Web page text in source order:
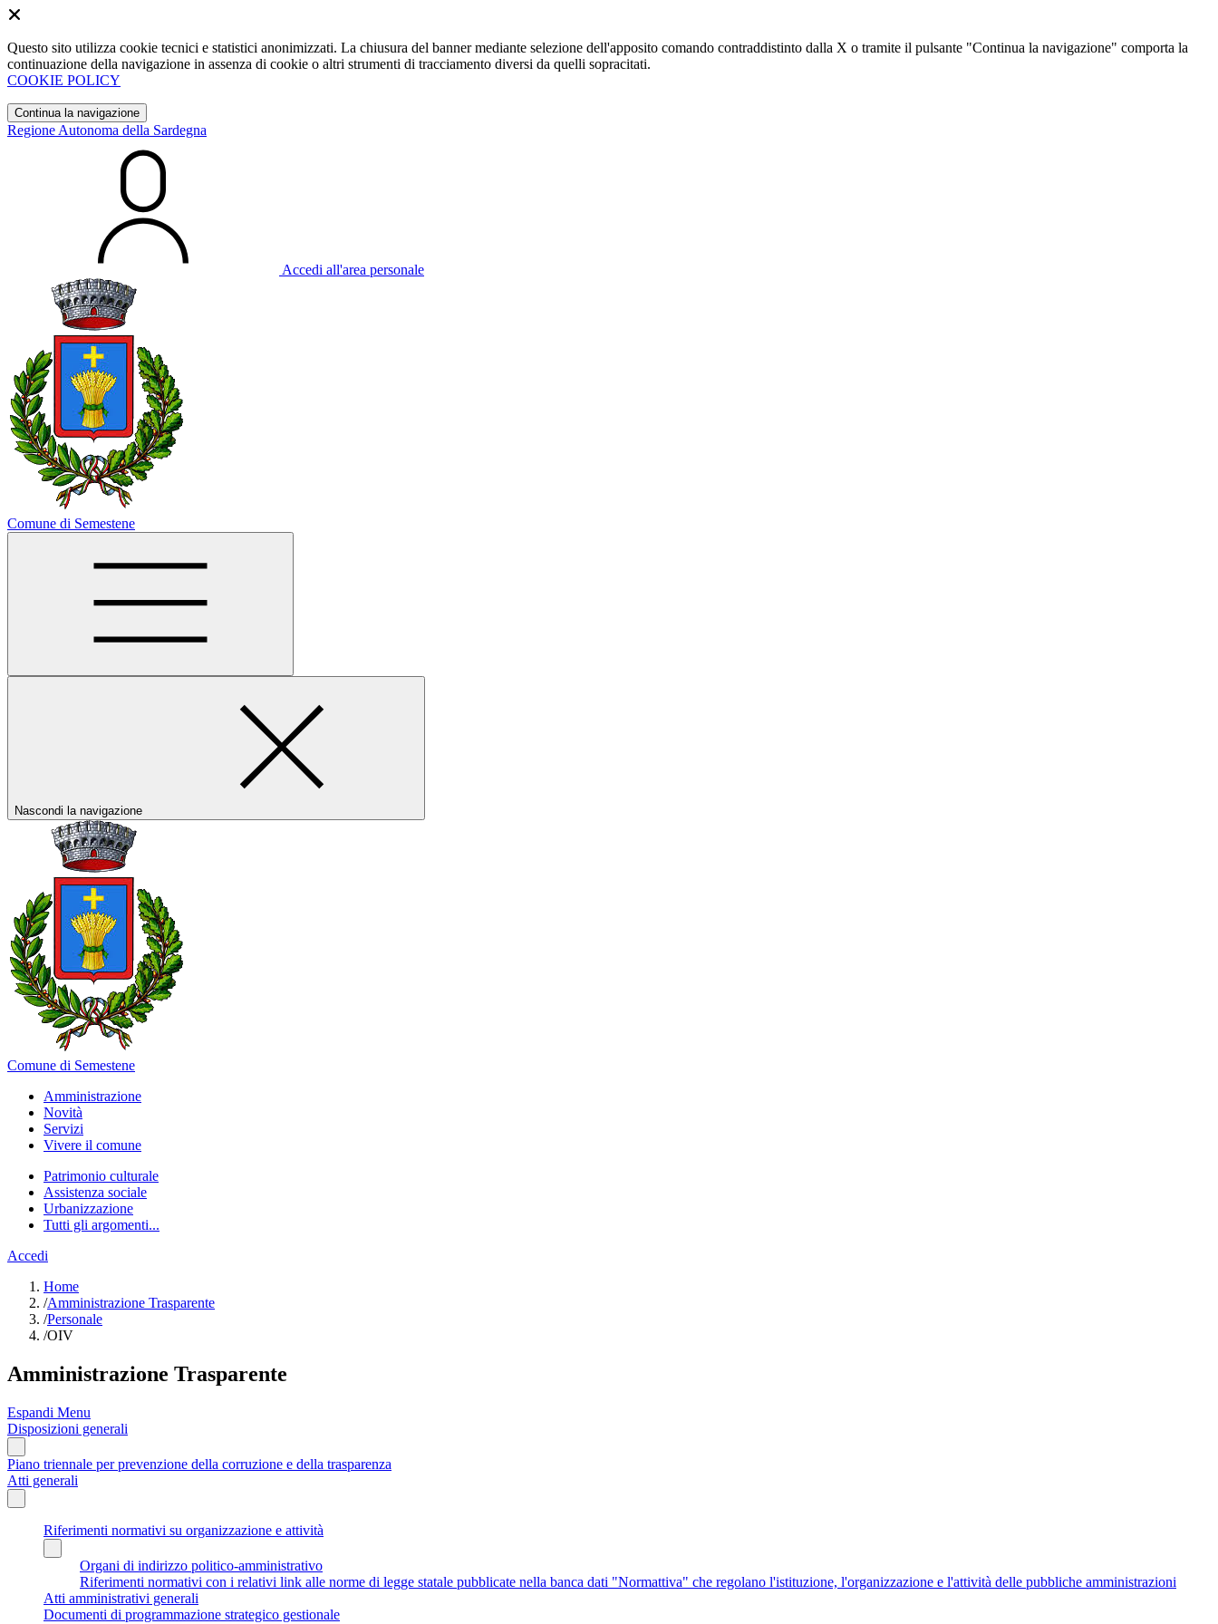
Questo sito utilizza cookie tecnici e statistici anonimizzati. La chiusura del banner mediante selezione dell'apposito comando contraddistinto dalla X o tramite il pulsante "Continua la navigazione" comporta la
continuazione della navigazione in assenza di cookie o altri strumenti di tracciamento diversi da quelli sopracitati.
COOKIE POLICY
Continua la navigazione
Regione Autonoma della Sardegna
Accedi all'area personale
Comune di Semestene
Nascondi la navigazione
Comune di Semestene
Amministrazione
Novità
Servizi
Vivere il comune
Patrimonio culturale
Assistenza sociale
Urbanizzazione
Tutti gli argomenti...
Accedi
Home
/Amministrazione Trasparente
/Personale
/OIV
Amministrazione Trasparente
Espandi Menu
Disposizioni generali
Piano triennale per prevenzione della corruzione e della trasparenza
Atti generali
Riferimenti normativi su organizzazione e attività
Organi di indirizzo politico-amministrativo
Riferimenti normativi con i relativi link alle norme di legge statale pubblicate nella banca dati "Normattiva" che regolano l'istituzione, l'organizzazione e l'attività delle pubbliche amministrazioni
Atti amministrativi generali
Documenti di programmazione strategico gestionale